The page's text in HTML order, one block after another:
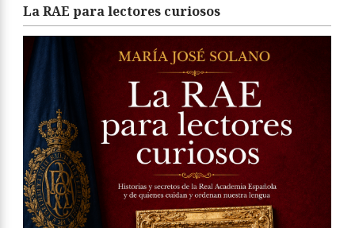
La RAE para lectores curiosos